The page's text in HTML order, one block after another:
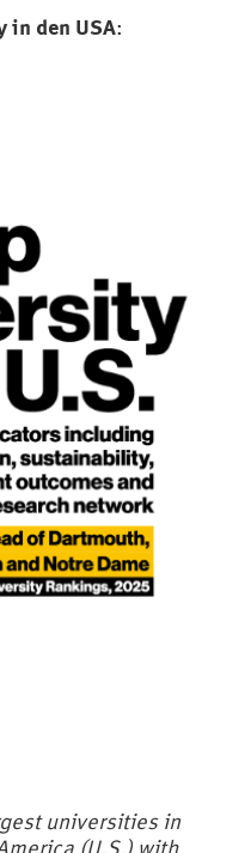
in den USA:
universities in
(U.S.) with